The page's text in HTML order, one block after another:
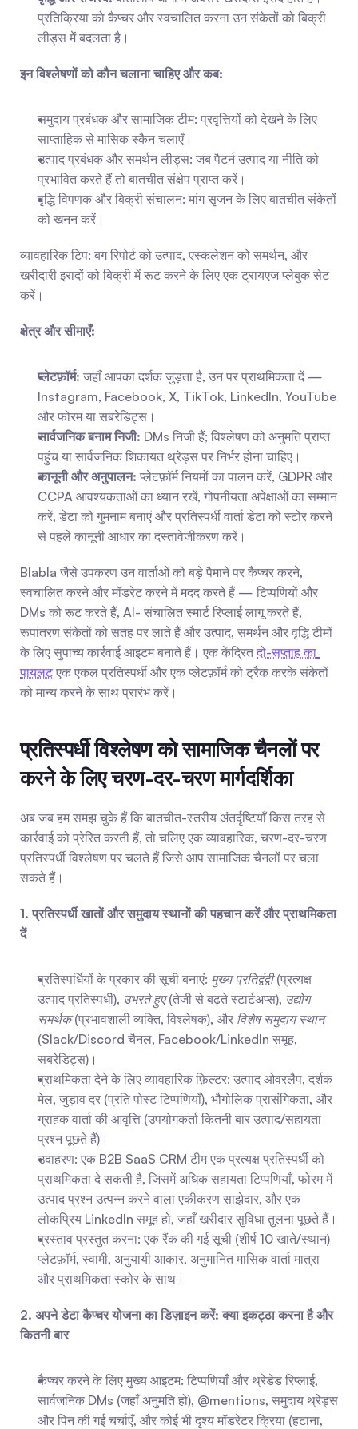
प्रतिक्रिया को कैप्चर और स्वचालित करना उन संकेतों को बिक्री
लीड्स में बदलता है।
इन विश्लेषणों को कौन चलाना चाहिए और कब:
समुदाय प्रबंधक और सामाजिक टीम: प्रवृत्तियों को देखने के लिए
साप्ताहिक से मासिक स्कैन चलाएँ।
उत्पाद प्रबंधक और समर्थन लीड्स: जब पैटर्न उत्पाद या नीति को
प्रभावित करते हैं तो बातचीत संक्षेप प्राप्त करें।
वृद्धि विपणक और बिक्री संचालन: मांग सृजन के लिए बातचीत संकेतों
को खनन करें।
व्यावहारिक टिप: बग रिपोर्ट को उत्पाद, एस्कलेशन को समर्थन, और
खरीदारी इरादों को बिक्री में रूट करने के लिए एक ट्रायएज प्लेबुक सेट
करें।
क्षेत्र और सीमाएँ:
प्लेटफ़ॉर्म: जहाँ आपका दर्शक जुड़ता है, उन पर प्राथमिकता दें —
Instagram, Facebook, X, TikTok, LinkedIn, YouTube
और फोरम या सबरेडिट्स।
सार्वजनिक बनाम निजी: DMs निजी हैं; विश्लेषण को अनुमति प्राप्त
पहुंच या सार्वजनिक शिकायत थ्रेड्स पर निर्भर होना चाहिए।
कानूनी और अनुपालन: प्लेटफ़ॉर्म नियमों का पालन करें, GDPR और
CCPA आवश्यकताओं का ध्यान रखें, गोपनीयता अपेक्षाओं का सम्मान
करें, डेटा को गुमनाम बनाएं और प्रतिस्पर्धी वार्ता डेटा को स्टोर करने
से पहले कानूनी आधार का दस्तावेजीकरण करें।
Blabla जैसे उपकरण उन वार्ताओं को बड़े पैमाने पर कैप्चर करने,
स्वचालित करने और मॉडरेट करने में मदद करते हैं — टिप्पणियों और
DMs को रूट करते हैं, AI- संचालित स्मार्ट रिप्लाई लागू करते हैं,
रूपांतरण संकेतों को सतह पर लाते हैं और उत्पाद, समर्थन और वृद्धि टीमों
के लिए सुपाच्य कार्रवाई आइटम बनाते हैं। एक केंद्रित दो-सप्ताह का
पायलट एक एकल प्रतिस्पर्धी और एक प्लेटफ़ॉर्म को ट्रैक करके संकेतों
को मान्य करने के साथ प्रारंभ करें।
प्रतिस्पर्धी विश्लेषण को सामाजिक चैनलों पर
करने के लिए चरण-दर-चरण मार्गदर्शिका
अब जब हम समझ चुके हैं कि बातचीत-स्तरीय अंतर्दृष्टियाँ किस तरह से
कार्रवाई को प्रेरित करती हैं, तो चलिए एक व्यावहारिक, चरण-दर-चरण
प्रतिस्पर्धी विश्लेषण पर चलते हैं जिसे आप सामाजिक चैनलों पर चला
सकते हैं।
1. प्रतिस्पर्धी खातों और समुदाय स्थानों की पहचान करें और प्राथमिकता
दें
प्रतिस्पर्धियों के प्रकार की सूची बनाएं: मुख्य प्रतिद्वंद्वी (प्रत्यक्ष
उत्पाद प्रतिस्पर्धी), उभरते हुए (तेजी से बढ़ते स्टार्टअप्स), उद्योग
समर्थक (प्रभावशाली व्यक्ति, विश्लेषक), और विशेष समुदाय स्थान
(Slack/Discord चैनल, Facebook/LinkedIn समूह,
सबरेडिट्स)।
प्राथमिकता देने के लिए व्यावहारिक फ़िल्टर: उत्पाद ओवरलैप, दर्शक
मेल, जुड़ाव दर (प्रति पोस्ट टिप्पणियाँ), भौगोलिक प्रासंगिकता, और
ग्राहक वार्ता की आवृत्ति (उपयोगकर्ता कितनी बार उत्पाद/सहायता
प्रश्न पूछते हैं)।
उदाहरण: एक B2B SaaS CRM टीम एक प्रत्यक्ष प्रतिस्पर्धी को
प्राथमिकता दे सकती है, जिसमें अधिक सहायता टिप्पणियाँ, फोरम में
उत्पाद प्रश्न उत्पन्न करने वाला एकीकरण साझेदार, और एक
लोकप्रिय LinkedIn समूह हो, जहाँ खरीदार सुविधा तुलना पूछते हैं।
प्रस्ताव प्रस्तुत करना: एक रैंक की गई सूची (शीर्ष 10 खाते/स्थान)
प्लेटफ़ॉर्म, स्वामी, अनुयायी आकार, अनुमानित मासिक वार्ता मात्रा
और प्राथमिकता स्कोर के साथ।
2. अपने डेटा कैप्चर योजना का डिज़ाइन करें: क्या इकट्ठा करना है और
कितनी बार
कैप्चर करने के लिए मुख्य आइटम: टिप्पणियाँ और थ्रेडेड रिप्लाई,
सार्वजनिक DMs (जहाँ अनुमति हो), @mentions, समुदाय थ्रेड्स
और पिन की गई चर्चाएँ, और कोई भी दृश्य मॉडरेटर क्रिया (हटाना,